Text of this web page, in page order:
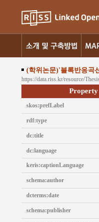
(학위논문)'블록반응곡
https://data.riss.kr/resource/
Property
skos:prefLabel
rdf:type
dc:title
dc:language
keris:captionLanguage
schema:author
dcterms:date
schema:publisher